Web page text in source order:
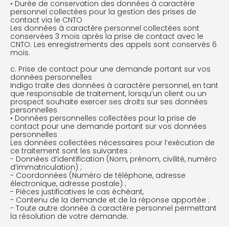
• Durée de conservation des données à caractère
personnel collectées pour la gestion des prises de
contact via le CNTO
Les données à caractère personnel collectées sont
conservées 3 mois après la prise de contact avec le
CNTO. Les enregistrements des appels sont conservés 6
mois.
c. Prise de contact pour une demande portant sur vos
données personnelles
Indigo traite des données à caractère personnel, en tant
que responsable de traitement, lorsqu’un client ou un
prospect souhaite exercer ses droits sur ses données
personnelles
• Données personnelles collectées pour la prise de
contact pour une demande portant sur vos données
personnelles
Les données collectées nécessaires pour l’exécution de
ce traitement sont les suivantes :
- Données d’identification (Nom, prénom, civilité, numéro
d’immatriculation) ;
- Coordonnées (Numéro de téléphone, adresse
électronique, adresse postale) ;
- Pièces justificatives le cas échéant,
- Contenu de la demande et de la réponse apportée :
- Toute autre donnée à caractère personnel permettant
la résolution de votre demande.